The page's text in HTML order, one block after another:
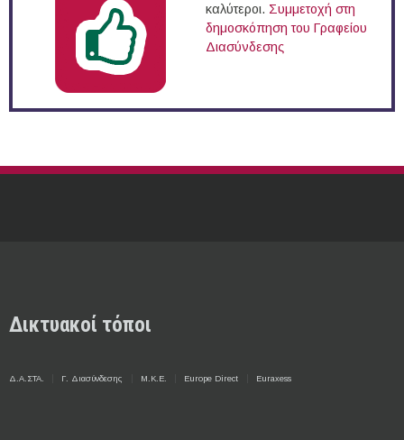
καλύτεροι. Συμμετοχή στη
δημοσκόπηση του Γραφείου
Διασύνδεσης
Δικτυακοί τόποι
Δ.Α.ΣΤΑ. Γ. Διασύνδεσης Μ.Κ.Ε. Europe Direct Euraxess